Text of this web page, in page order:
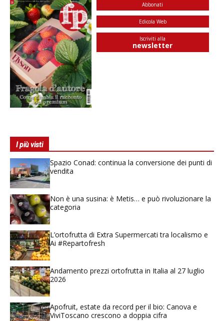
Abbonati
Edicola Web
Iscriviti alla
newsletter
I più visti
Spazio Conad: continua la conversione dei punti di
vendita
Non è una susina: è Metis… e può rivoluzionare la
categoria
L’ortofrutta di Extra Supermercati tra localismo e
Ai #Repartofresh
Andamento prezzi ortofrutta in Italia al 27 luglio
2026
Apofruit, estate da record per il bio: Canova e
ViviToscano crescono a doppia cifra